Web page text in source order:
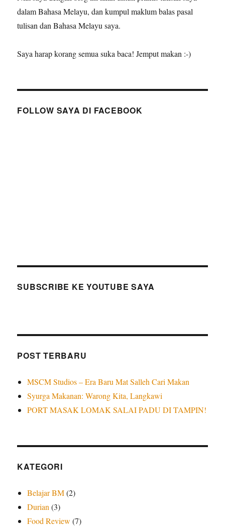
dalam Bahasa Melayu, dan kumpul maklum balas pasal
tulisan dan Bahasa Melayu saya.
Saya harap korang semua suka baca! Jemput makan :-)
FOLLOW SAYA DI FACEBOOK
SUBSCRIBE KE YOUTUBE SAYA
POST TERBARU
MSCM Studios – Era Baru Mat Salleh Cari Makan
Syurga Makanan: Warong Kita, Langkawi
PORT MASAK LOMAK SALAI PADU DI TAMPIN!
KATEGORI
Belajar BM(2)
Durian(3)
Food Review (7)